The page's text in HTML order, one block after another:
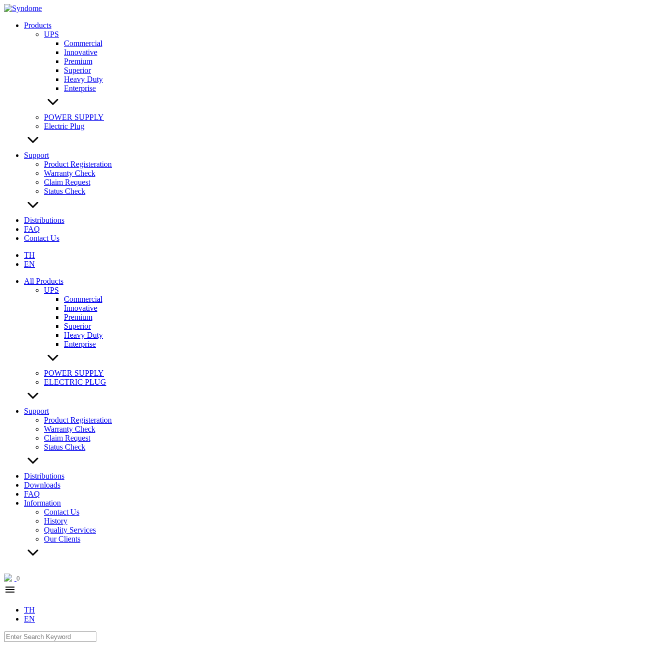
Skip
contentProducts
UPS
Commercial
Innovative
Premium
Superior
Heavy Duty
Enterprise
POWER SUPPLY
Electric Plug
Support
Product Registeration
Warranty Check
Claim Request
Status Check
Distributions
FAQ
Contact Us
TH
EN
All Products
UPS
Commercial
Innovative
Premium
Superior
Heavy Duty
Enterprise
POWER SUPPLY
ELECTRIC PLUG
Support
Product Registeration
Warranty Check
Claim Request
Status Check
Distributions
Downloads
FAQ
Information
Contact Us
History
Quality Services
Our Clients
0
menu
TH
EN
Search
for: